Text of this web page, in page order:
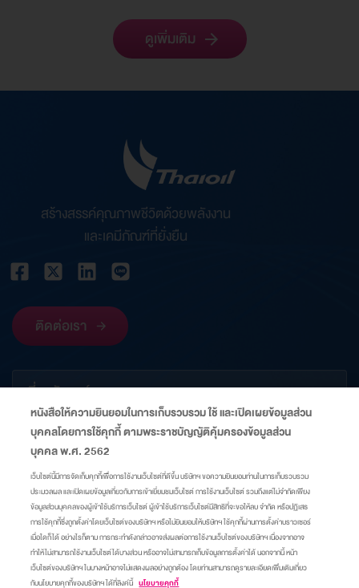
ดูเพิ่มเติม
สร้างสรรค์คุณภาพชีวิตด้วยพลังงาน
และเคมีภัณฑ์ที่ยั่งยืน
ติดต่อเรา
เกี่ยวกับองค์กร
ข้อมูลที่เกี่ยวข้อง
ลิงก์
แผนผังเว็บไซต์ศูนย์ความเป็นส่วนตัวนโยบายคุกกี้มาตรการแจ้งเตือน
หนังสือให้ความยินยอมในการเก็บรวบรวม ใช้ และเปิดเผยข้อมูลส่วน
บุคคลโดยการใช้คุกกี้ ตามพระราชบัญญัติคุ้มครองข้อมูลส่วน
บุคคล พ.ศ. 2562
เว็บไซต์นี้มีการจัดเก็บคุกกี้เพื่อการใช้งานเว็บไซต์ที่ดีขึ้น บริษัทฯ ขอความยินยอมท่านในการเก็บรวบรวม
ประมวลผล และเปิดเผยข้อมูลเกี่ยวกับการเข้าเยี่ยมชมเว็บไซต์ การใช้งานเว็บไซต์ รวมถึงแต่ไม่จำกัดเพียง
ข้อมูลส่วนบุคคลของผู้เข้าใช้บริการเว็บไซต์ ผู้เข้าใช้บริการเว็บไซต์มีสิทธิที่จะขอให้ลบ จำกัด หรือปฏิเสธ
การใช้คุกกี้ซึ่งถูกตั้งค่าโดยเว็บไซต์ของบริษัทฯ หรือไม่ยินยอมให้บริษัทฯ ใช้คุกกี้ผ่านการตั้งค่าบราวเซอร์
เมื่อใดก็ได้ อย่างไรก็ตาม การกระทำดังกล่าวอาจส่งผลต่อการใช้งานเว็บไซต์ของบริษัทฯ เนื่องจากอาจ
ทำให้ไม่สามารถใช้งานเว็บไซต์ได้บางส่วน หรืออาจไม่สามารถเก็บข้อมูลการตั้งค่าได้ นอกจากนี้ หน้า
เว็บไซต์ของบริษัทฯ ในบางหน้าอาจไม่แสดงผลอย่างถูกต้อง โดยท่านสามารถดูรายละเอียดเพิ่มเติมเกี่ยว
กับนโยบายคุกกี้ของบริษัทฯ ได้ที่ลิงค์นี้ นโยบายคุกกี้